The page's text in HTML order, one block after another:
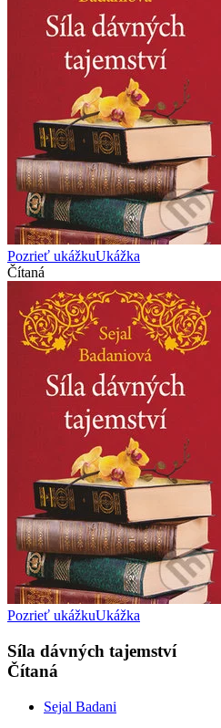
Pozrieť ukážkuUkážka
Čítaná
Pozrieť ukážkuUkážka
Síla dávných tajemství
Čítaná
Sejal Badani